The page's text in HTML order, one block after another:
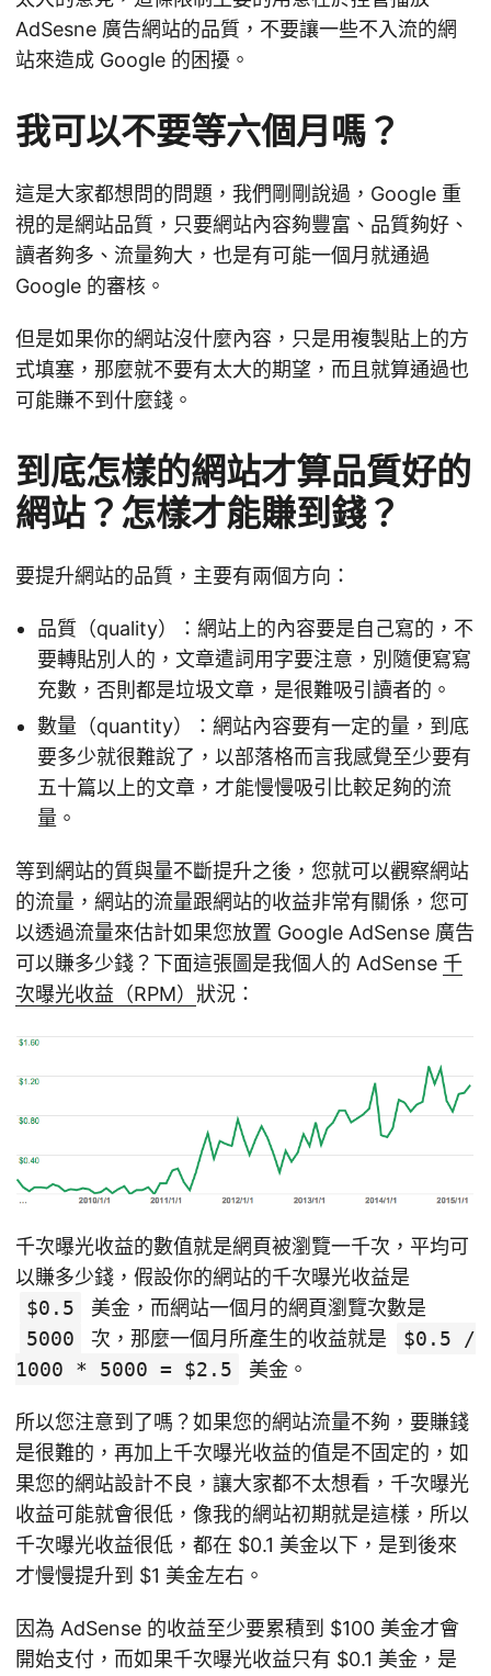
AdSesne 廣告網站的品質，不要讓一些不入流的網
站來造成 Google 的困擾。
我可以不要等六個月嗎？
這是大家都想問的問題，我們剛剛說過，Google 重
視的是網站品質，只要網站內容夠豐富、品質夠好、
讀者夠多、流量夠大，也是有可能一個月就通過
Google 的審核。
但是如果你的網站沒什麼內容，只是用複製貼上的方
式填塞，那麼就不要有太大的期望，而且就算通過也
可能賺不到什麼錢。
到底怎樣的網站才算品質好的
網站？怎樣才能賺到錢？
要提升網站的品質，主要有兩個方向：
品質（quality）：網站上的內容要是自己寫的，不
要轉貼別人的，文章遣詞用字要注意，別隨便寫寫
充數，否則都是垃圾文章，是很難吸引讀者的。
數量（quantity）：網站內容要有一定的量，到底
要多少就很難說了，以部落格而言我感覺至少要有
五十篇以上的文章，才能慢慢吸引比較足夠的流
量。
等到網站的質與量不斷提升之後，您就可以觀察網站
的流量，網站的流量跟網站的收益非常有關係，您可
以透過流量來估計如果您放置 Google AdSense 廣告
可以賺多少錢？下面這張圖是我個人的 AdSense 千
次曝光收益（RPM） 狀況：
千次曝光收益的數值就是網頁被瀏覽一千次，平均可
以賺多少錢，假設你的網站的千次曝光收益是
$0.5
美金，而網站一個月的網頁瀏覽次數是
5000
次，那麼一個月所產生的收益就是
$0.5 /
1000 * 5000 = $2.5
美金。
所以您注意到了嗎？如果您的網站流量不夠，要賺錢
是很難的，再加上千次曝光收益的值是不固定的，如
果您的網站設計不良，讓大家都不太想看，千次曝光
收益可能就會很低，像我的網站初期就是這樣，所以
千次曝光收益很低，都在 $0.1 美金以下，是到後來
才慢慢提升到 $1 美金左右。
因為 AdSense 的收益至少要累積到 $100 美金才會
開始支付，而如果千次曝光收益只有 $0.1 美金，是